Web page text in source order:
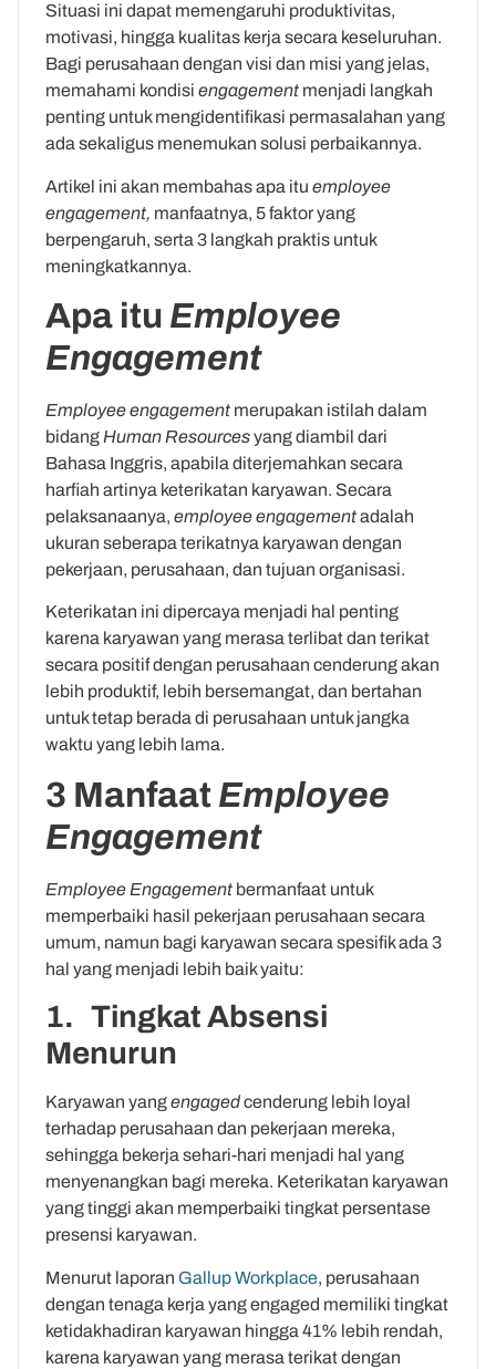
Situasi ini dapat memengaruhi produktivitas,
motivasi, hingga kualitas kerja secara keseluruhan.
Bagi perusahaan dengan visi dan misi yang jelas,
memahami kondisi engagement menjadi langkah
penting untuk mengidentifikasi permasalahan yang
ada sekaligus menemukan solusi perbaikannya.
Artikel ini akan membahas apa itu employee
engagement, manfaatnya, 5 faktor yang
berpengaruh, serta 3 langkah praktis untuk
meningkatkannya.
Apa itu Employee
Engagement
Employee engagement merupakan istilah dalam
bidang Human Resourcesyang diambil dari
Bahasa Inggris, apabila diterjemahkan secara
harfiah artinya keterikatan karyawan. Secara
pelaksanaanya, employee engagementadalah
ukuran seberapa terikatnya karyawan dengan
pekerjaan, perusahaan, dan tujuan organisasi.
Keterikatan ini dipercaya menjadi hal penting
karena karyawan yang merasa terlibat dan terikat
secara positif dengan perusahaan cenderung akan
lebih produktif, lebih bersemangat, dan bertahan
untuk tetap berada di perusahaan untuk jangka
waktu yang lebih lama.
3 Manfaat Employee
Engagement
Employee Engagement bermanfaat untuk
memperbaiki hasil pekerjaan perusahaan secara
umum, namun bagi karyawan secara spesifik ada 3
hal yang menjadi lebih baik yaitu:
1. Tingkat Absensi
Menurun
Karyawan yangengagedcenderung lebih loyal
terhadap perusahaan dan pekerjaan mereka,
sehingga bekerja sehari-hari menjadi hal yang
menyenangkan bagi mereka. Keterikatan karyawan
yang tinggi akan memperbaiki tingkat persentase
presensi karyawan.
Menurut laporan Gallup Workplace, perusahaan
dengan tenaga kerja yang engaged memiliki tingkat
ketidakhadiran karyawan hingga 41% lebih rendah,
karena karyawan yang merasa terikat dengan